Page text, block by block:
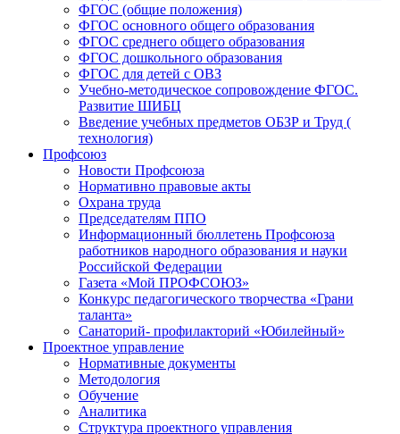
ФГОС (общие положения)
ФГОС основного общего образования
ФГОС среднего общего образования
ФГОС дошкольного образования
ФГОС для детей с ОВЗ
Учебно-методическое сопровождение ФГОС.
Развитие ШИБЦ
Введение учебных предметов ОБЗР и Труд (
технология)
Профсоюз
Новости Профсоюза
Нормативно правовые акты
Охрана труда
Председателям ППО
Информационный бюллетень Профсоюза
работников народного образования и науки
Российской Федерации
Газета «Мой ПРОФСОЮЗ»
Конкурс педагогического творчества «Грани
таланта»
Санаторий- профилакторий «Юбилейный»
Проектное управление
Нормативные документы
Методология
Обучение
Аналитика
Структура проектного управления